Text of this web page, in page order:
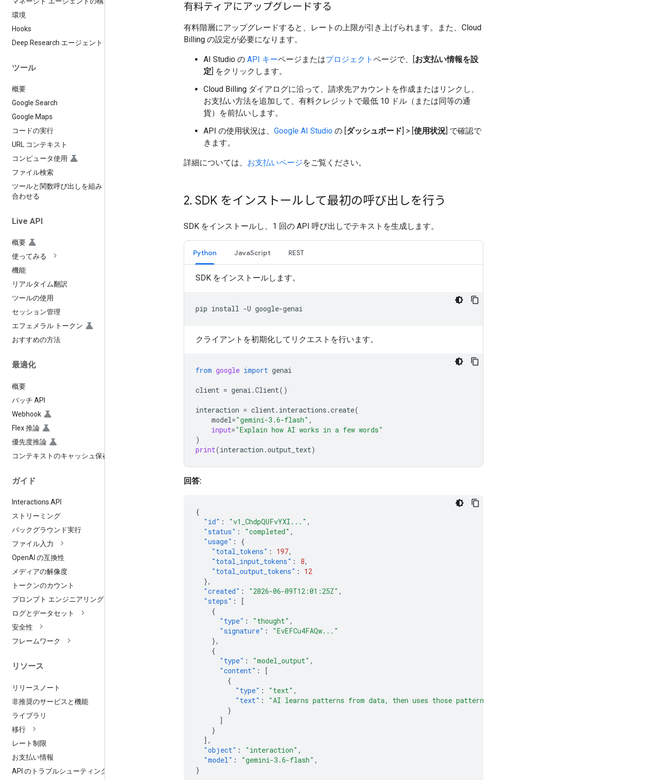
環境
Hooks
Deep Research エージェント
ツール
概要
Google Search
Google Maps
コードの実行
URL コンテキスト
コンピュータ使用
ファイル検索
ツールと関数呼び出しを組み
合わせる
Live API
概要
使ってみる
機能
リアルタイム翻訳
ツールの使用
セッション管理
エフェメラル トークン
おすすめの方法
最適化
概要
バッチ API
Webhook
Flex 推論
優先度推論
コンテキストのキャッシュ保存
ガイド
Interactions API
ストリーミング
バックグラウンド実行
ファイル入力
OpenAI の互換性
メディアの解像度
トークンのカウント
プロンプト エンジニアリング
ログとデータセット
安全性
フレームワーク
リソース
リリースノート
非推奨のサービスと機能
ライブラリ
移行
レート制限
お支払い情報
API のトラブルシューティング
有料ティアにアップグレードする
有料階層にアップグレードすると、レートの上限が引き上げられます。また、Cloud
Billing の設定が必要になります。
AI Studio の API キーページまたはプロジェクト ページで、[お支払い情報を設
定] をクリックします。
Cloud Billing ダイアログに沿って、請求先アカウントを作成またはリンクし、
お支払い方法を追加して、有料クレジットで最低 10 ドル（または同等の通
貨）を前払いします。
API の使用状況は、 Google AI Studio の [ダッシュボード] > [使用状況] で確認で
きます。
詳細については、 お支払いページをご覧ください。
2. SDK をインストールして最初の呼び出しを行う
SDK をインストールし、1 回の API 呼び出しでテキストを生成します。
Python JavaScript REST
SDK をインストールします。
pip install -U
クライアントを初期化してリクエストを行います。
from google import genai
client = genai .Client()
interaction = client. interactions .create(
model="gemini-3.6-flash" ,
input="Explain how AI works in a few words"
)
print(interaction .output_text)
回答:
{
"id" : "v1_ChdpQUFvYXI..." ,
"status" : "completed" ,
"usage" :
{
"total_tokens" : 197,
"total_input_tokens" : 8,
"total_output_tokens" :
12
},
"created" : "2026-06-09T12:01:25Z" ,
"steps" :
[
{
"type" : "thought" ,
"signature" :
"EvEFCu4FAQw..."
},
{
"type" : "model_output" ,
"content" :
[
{
"type" : "text" ,
"text" :
"AI learns patterns from data, then uses those patterns to make predictions or decisions on new
}
]
}
],
"object" : "interaction" ,
"model" : "gemini-3.6-flash" ,
}